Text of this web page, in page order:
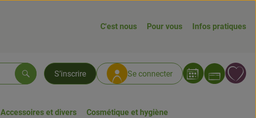
C'est nous Pour vous Infos pratiques
S’inscrire Se connecter
Rechercher
Accessoires et divers Cosmétique et hygiène